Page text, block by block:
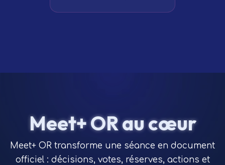
Meet+ OR au cœur
Meet+ OR transforme une séance en document
officiel : décisions, votes, réserves, actions et